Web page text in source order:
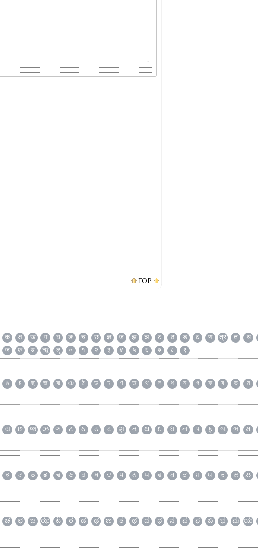
TOP
क क्ष ख ग घ ङ च छ ज्ञ ज झ ञ ट ठ ड ढ ण त्र त थ
ज़ फ़ य़ ॠ ॡ ० १ २ ३ ४ ५ ६ ७ ८ ९
ঙ চ ছ জ ঝ ঞ ঠ ড ঢ ণ ত থ দ ধ ন প ফ ব ভ ম
ચ છ જ ઝ ઞ ટ ઠ ડ ઢ ણ ત થ દ ધ ન પ ફ બ ભ મ
ਝ ਟ ਠ ਡ ਢ ਣ ਤ ਥ ਦ ਧ ਨ ਪ ਫ ਬ ਭ ਮ ਯ ਰ ਲ ਲ਼
ಚ ಛ ಜ ಝ ಟ ಠ ಡ ಢ ಣ ತ ಥ ದ ಧ ನ ಪ ಫ ಬ ಭ ಮ ಯ